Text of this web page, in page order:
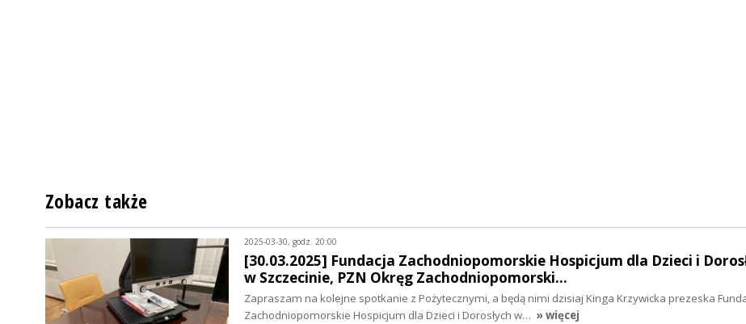
Zobacz także
2025-03-30, godz. 20:00
[30.03.2025] Fundacja Zachodniopomorskie Hospicjum dla Dzieci i
w Szczecinie, PZN Okręg Zachodniopomorski…
Zapraszam na kolejne spotkanie z Pożytecznymi, a będą nimi dzisiaj Kinga Krzywicka prezeska
Zachodniopomorskie Hospicjum dla Dzieci i Dorosłych w… » więcej